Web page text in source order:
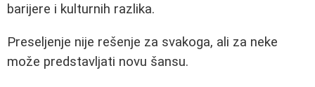
barijere i kulturnih razlika.
Preseljenje nije rešenje za svakoga, ali za neke
može predstavljati novu šansu.